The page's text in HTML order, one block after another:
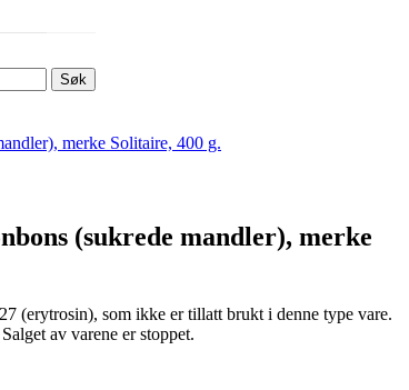
Søk
merke Solitaire, 400 g.
(sukrede mandler), merke
(erytrosin), som ikke er tillatt brukt i denne type vare.
av varene er stoppet.